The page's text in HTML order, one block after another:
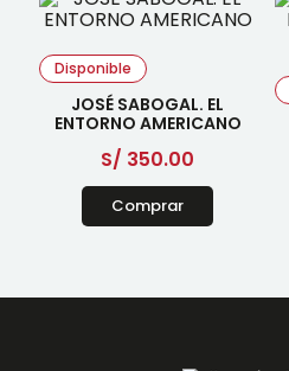
Disponible
JOSÉ SABOGAL. EL
ENTORNO AMERICANO
S/ 350.00
Comprar